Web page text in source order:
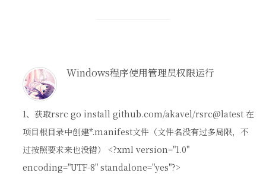
Windows程序使用管理员权限运行
1、获取rsrc go install github.com/akavel/rsrc@latest 在
项目根目录中创建*.manifest文件（文件名没有过多局限，不
过按照要求来也没错） <?xml version="1.0"
encoding="UTF-8" standalone="yes"?>